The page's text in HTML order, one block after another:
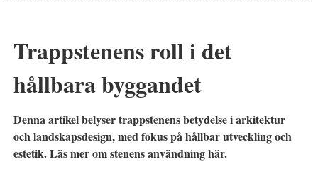
Trappstenens roll i det
hållbara byggandet
Denna artikel belyser trappstenens betydelse i arkitektur
och landskapsdesign, med fokus på hållbar utveckling och
estetik. Läs mer om stenens användning här.